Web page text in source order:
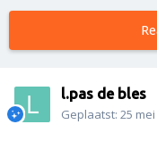
l.pas de bles
Geplaatst: 25